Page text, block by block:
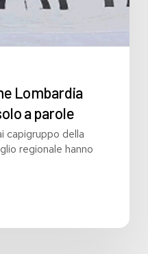
Lombardia
a parole
capigruppo della
regionale hanno